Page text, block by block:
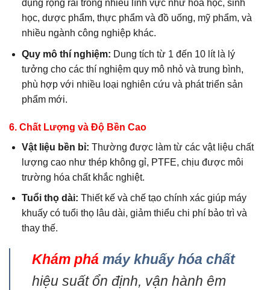
dụng rộng rãi trong nhiều lĩnh vực như hóa học, sinh
học, dược phẩm, thực phẩm và đồ uống, mỹ phẩm, và
nhiều ngành công nghiệp khác.
Quy mô thí nghiệm: Dung tích từ 1 đến 10 lít là lý
tưởng cho các thí nghiệm quy mô nhỏ và trung bình,
phù hợp với nhiều loại nghiên cứu và phát triển sản
phẩm mới.
6. Chất Lượng và Độ Bền Cao
Vật liệu bền bỉ: Thường được làm từ các vật liệu chất
lượng cao như thép không gỉ, PTFE, chịu được môi
trường hóa chất khắc nghiệt.
Tuổi thọ dài: Thiết kế và chế tạo chính xác giúp máy
khuấy có tuổi thọ lâu dài, giảm thiểu chi phí bảo trì và
thay thế.
Khám phá máy khuấy hóa chất
hiệu suất ổn định, vận hành êm